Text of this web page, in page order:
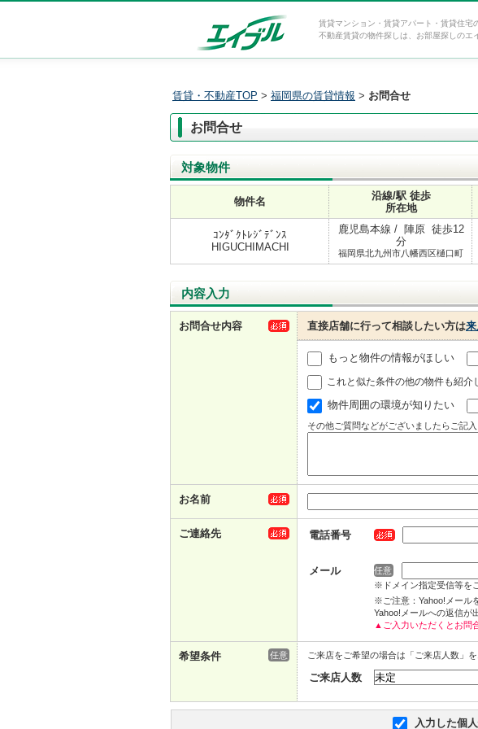
賃貸マンション・賃貸アパート・賃貸住宅
不動産賃貸の物件探しは、お部屋探しのエ
賃貸・不動産TOP > 福岡県の賃貸情報 > お問合せ
お問合せ
対象物件
物件名
沿線/駅 徒歩
所在地
ｺﾝﾀﾞｸﾄﾚｼﾞﾃﾞﾝｽ
HIGUCHIMACHI
鹿児島本線 / 陣原 徒歩12
分
福岡県北九州市八幡西区樋口町
内容入力
お問合せ内容 直接店舗に行って相談したい方は
もっと物件の情報がほしい
これと似た条件の他の物件も紹介
物件周囲の環境が知りたい
その他ご質問などがございましたらご記入
お名前
ご連絡先 電話番号
メール 任意
※ドメイン指定受信等を
※ご注意：Yahoo!メール
Yahoo!メールへの返信が
▲ご入力いただくとお問
希望条件 任意 ご来店をご希望の場合は「ご来店人数」を
ご来店人数
入力した個